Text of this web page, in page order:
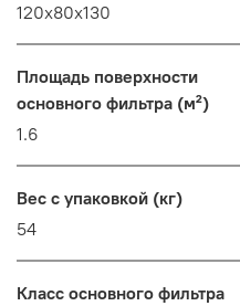
120x80x130
Площадь поверхности
основного фильтра (м²)
1.6
Вес с упаковкой (кг)
54
Класс основного фильтра